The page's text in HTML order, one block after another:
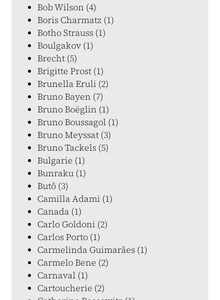
Bob Wilson (4)
Boris Charmatz (1)
Botho Strauss (1)
Boulgakov (1)
Brecht (5)
Brigitte Prost (1)
Brunella Eruli (2)
Bruno Bayen (7)
Bruno Boëglin (1)
Bruno Boussagol (1)
Bruno Meyssat (3)
Bruno Tackels (5)
Bulgarie (1)
Bunraku (1)
Butô (3)
Camilla Adami (1)
Canada (1)
Carlo Goldoni (2)
Carlos Porto (1)
Carmelinda Guimarães (1)
Carmelo Bene (2)
Carnaval (1)
Cartoucherie (2)